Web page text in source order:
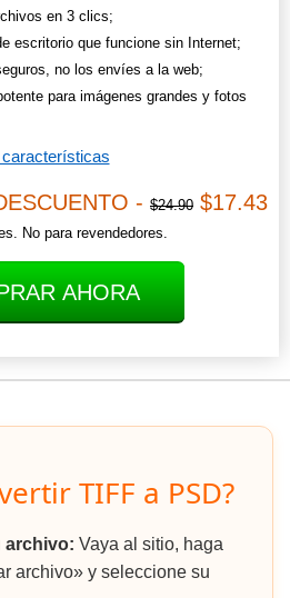
en 3 clics;
escritorio que funcione sin Internet;
no los envíes a la web;
para imágenes grandes y fotos
características
- $24.90 $17.43
No para revendedores.
AHORA
TIFF a PSD?
archivo: Vaya al sitio, haga
archivo» y seleccione su